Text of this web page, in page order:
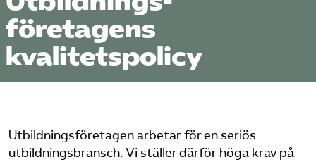
Logga in på Arbetsgivarguiden
Sök på utbildningsforetagen.se
företagens
kvalitetspolicy
Utbildnings­företagen arbetar för en seriös
utbildningsbransch. Vi ställer därför höga krav på